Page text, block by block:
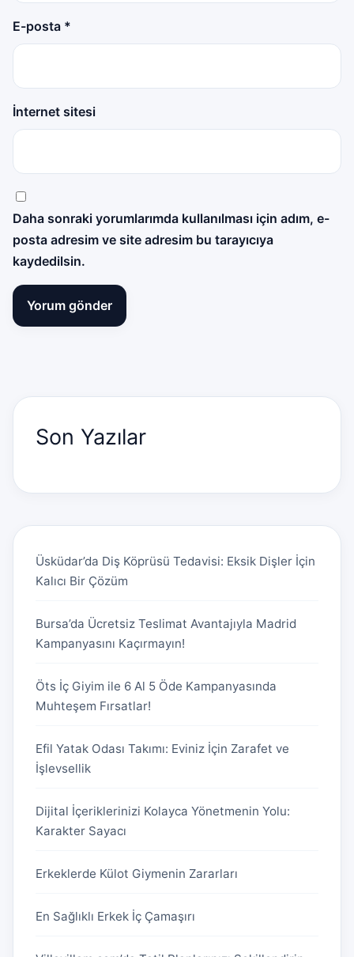
E-posta *
İnternet sitesi
Daha sonraki yorumlarımda kullanılması için adım, e-
posta adresim ve site adresim bu tarayıcıya
kaydedilsin.
Son Yazılar
Üsküdar’da Diş Köprüsü Tedavisi: Eksik Dişler İçin
Kalıcı Bir Çözüm
Bursa’da Ücretsiz Teslimat Avantajıyla Madrid
Kampanyasını Kaçırmayın!
Öts İç Giyim ile 6 Al 5 Öde Kampanyasında
Muhteşem Fırsatlar!
Efil Yatak Odası Takımı: Eviniz İçin Zarafet ve
İşlevsellik
Dijital İçeriklerinizi Kolayca Yönetmenin Yolu:
Karakter Sayacı
Erkeklerde Külot Giymenin Zararları
En Sağlıklı Erkek İç Çamaşırı